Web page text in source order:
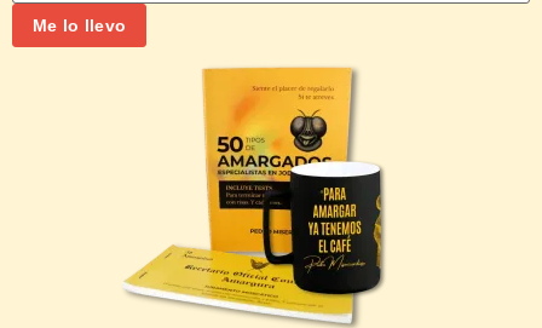
Me lo llevo